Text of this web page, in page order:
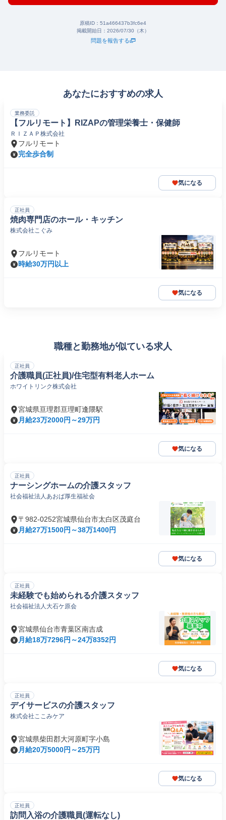
原稿ID： 51a466437b3fc6e4
掲載開始日： 2026/07/30（木）
問題を報告する
あなたにおすすめの求人
業務委託
【フルリモート】RIZAPの管理栄養士・保健師
ＲＩＺＡＰ株式会社
フルリモート
完全歩合制
気になる
正社員
焼肉専門店のホール・キッチン
株式会社こぐみ
フルリモート
時給30万円以上
気になる
職種と勤務地が似ている求人
正社員
介護職員(正社員)/住宅型有料老人ホーム
ホワイトリンク株式会社
宮城県亘理郡亘理町逢隈駅
月給23万2000円～29万円
気になる
正社員
ナーシングホームの介護スタッフ
社会福祉法人あおば厚生福祉会
〒982-0252宮城県仙台市太白区茂庭台
月給27万1500円～38万1400円
気になる
正社員
未経験でも始められる介護スタッフ
社会福祉法人大石ケ原会
宮城県仙台市青葉区南吉成
月給18万7296円～24万8352円
気になる
正社員
デイサービスの介護スタッフ
株式会社ここみケア
宮城県柴田郡大河原町字小島
月給20万5000円～25万円
気になる
正社員
訪問入浴の介護職員(運転なし)